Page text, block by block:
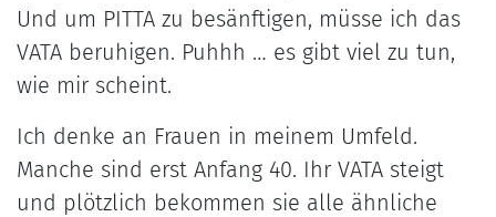
Und um PITTA zu besänftigen, müsse ich das
VATA beruhigen. Puhhh … es gibt viel zu tun,
wie mir scheint.
Ich denke an Frauen in meinem Umfeld.
Manche sind erst Anfang 40. Ihr VATA steigt
und plötzlich bekommen sie alle ähnliche